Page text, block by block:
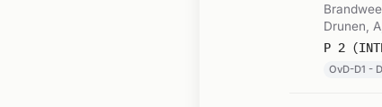
Drunen,
Gemeld
P 2
OvD-D1 -